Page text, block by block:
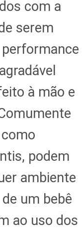
com a
serem
à mão e
podem
ambiente
um bebê
ao uso dos